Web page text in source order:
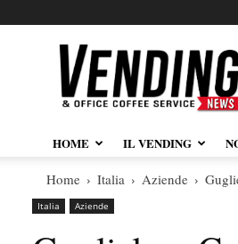
Vendingnews.it
HOME IL VENDING
Home Italia Aziende
Italia Aziende